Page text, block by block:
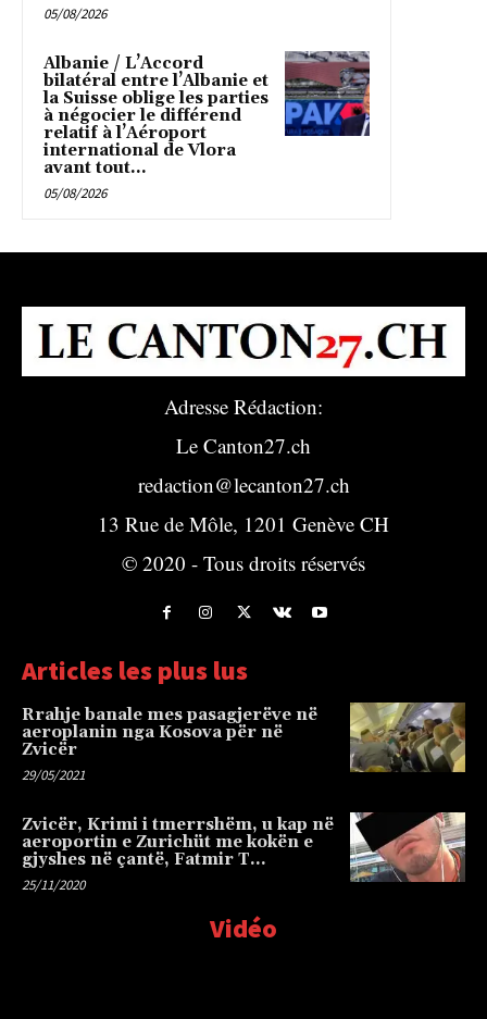
05/08/2026
Albanie / L’Accord
bilatéral entre l’Albanie et
la Suisse oblige les parties
à négocier le différend
relatif à l’Aéroport
international de Vlora
avant tout...
05/08/2026
Adresse Rédaction:
Le Canton27.ch
redaction@lecanton27.ch
13 Rue de Môle, 1201 Genève CH
© 2020 - Tous droits réservés
Articles les plus lus
Rrahje banale mes pasagjerëve në
aeroplanin nga Kosova për në
Zvicër
29/05/2021
Zvicër, Krimi i tmerrshëm, u kap në
aeroportin e Zurichüt me kokën e
gjyshes në çantë, Fatmir T…
25/11/2020
Vidéo